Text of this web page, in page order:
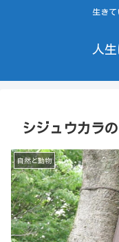
生き
人
シジュウカラ
自然と動物